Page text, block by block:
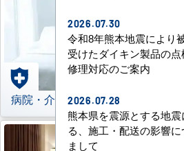
病院・介護施設
2026.07.30
令和8年熊本地震により
受けたダイキン製品の点
修理対応のご案内
2026.07.28
熊本県を震源とする地震
る、施工・配送の影響に
まして